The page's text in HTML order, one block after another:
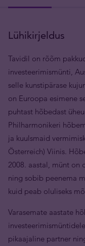
Lühikirjeldus
Tavidil on rõõm
investeerimismünti,
selle kunstipärase
on Euroopa esimene
puhtast hõbedast
Philharmonikeri
ja kuulsmaid
Österreich) Viinis.
2008. aastal, münt on
ning sobib peenema
kuid peab oluliseks
Varasemate aastate
pikaajaline partner